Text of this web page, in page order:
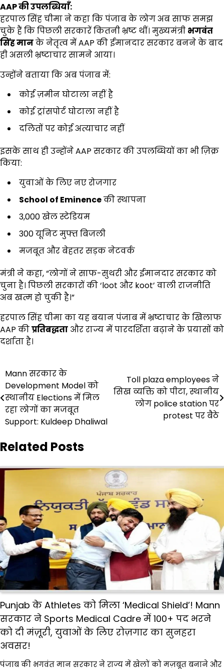
AAPकी उपलब्धियाँ:
हरपाल सिंह चीमा ने कहा कि पंजाब के लोग अब साफ समझ
चुके हैं कि पिछली सरकारें कितनी भ्रष्ट थीं। मुख्यमंत्री भगवंत
सिंह मानके नेतृत्व में AAP की ईमानदार सरकार बनने के बाद
ही असली भ्रष्टाचार सामने आया।
उन्होंने बताया कि अब पंजाब में:
कोई ज़मीन घोटाला नहीं है
कोई ट्रांसपोर्ट घोटाला नहीं है
दलितों पर कोई अत्याचार नहीं
इसके साथ ही उन्होंने AAP सरकार की उपलब्धियों का भी ज़िक्र
किया:
युवाओं के लिए नए रोजगार
School of Eminenceकी स्थापना
3,000 खेल स्टेडियम
300 यूनिट मुफ्त बिजली
मजबूत और बेहतर सड़क नेटवर्क
मंत्री ने कहा, “लोगों ने साफ-सुथरी और ईमानदार सरकार को
चुना है। पिछली सरकारों की ‘loot और koot’ वाली राजनीति
अब खत्म हो चुकी है।”
हरपाल सिंह चीमा का यह बयान पंजाब में भ्रष्टाचार के खिलाफ
AAP कीप्रतिबद्धता और राज्य में पारदर्शिता बढ़ाने के प्रयासों को
दर्शाता है।
Post
navigation
Mann सरकार के
Development Model को
स्थानीय Elections में मिल
रहा लोगों का मजबूत
Support: Kuldeep Dhaliwal
Toll plaza employees ने
सिख व्यक्ति को पीटा, स्थानीय
लोग police station पर
protest पर बैठे
Related Posts
Punjab के Athletes को मिला ‘Medical Shield’! Mann
सरकार ने Sports Medical Cadre में 100+ पद भरने
को दी मंज़ूरी, युवाओं के लिए रोज़गार का सुनहरा
अवसर!
पंजाब की भगवंत मान सरकार ने राज्य में खेलों को मज़बूत बनाने और